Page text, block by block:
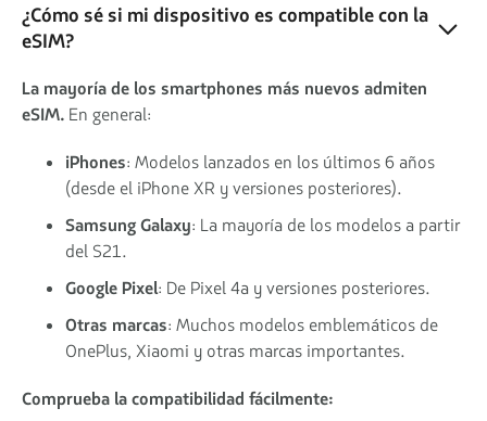
¿Cómo sé si mi dispositivo es compatible con la
eSIM?
La mayoría de los smartphones más nuevos admiten
eSIM. En general:
iPhones: Modelos lanzados en los últimos 6 años
(desde el iPhone XR y versiones posteriores).
Samsung Galaxy: La mayoría de los modelos a partir
del S21.
Google Pixel: De Pixel 4a y versiones posteriores.
Otras marcas: Muchos modelos emblemáticos de
OnePlus, Xiaomi y otras marcas importantes.
Comprueba la compatibilidad fácilmente: